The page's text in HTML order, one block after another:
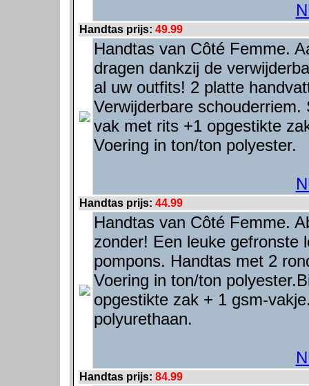
Handtas prijs: 49.99
Handtas van Côté Femme.
dragen dankzij de
al uw outfits! 2 platte
Verwijderbare
vak met rits +1 opgestikte
Voering in ton/ton polyester.
Handtas prijs: 44.99
Handtas van Côté Femme.
zonder! Een leuke gefronste
pompons. Handtas met 2
Voering in ton/ton
opgestikte zak + 1 gsm-
polyurethaan.
Handtas prijs: 84.99